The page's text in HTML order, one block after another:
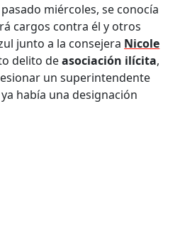
miércoles, se conocía
cargos contra él y otros
junto a la consejera Nicole
delito deasociación ilícita,
un superintendente
había una designación